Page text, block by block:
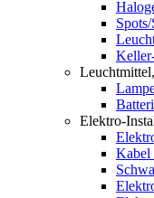
Elektro-
Kabel